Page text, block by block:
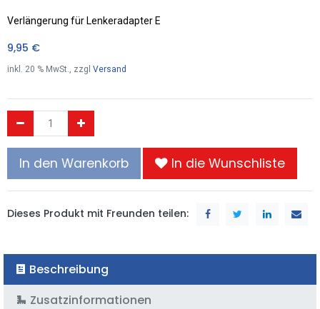
Verlängerung für Lenkeradapter E
9,95 €
inkl. 20 % MwSt., zzgl Versand
In den Warenkorb In die Wunschliste
Dieses Produkt mit Freunden teilen:
Beschreibung
Zusatzinformationen